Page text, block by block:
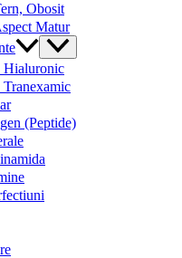
Obosit
Matur
Menu
Toggle
Hialuronic
(Peptide)